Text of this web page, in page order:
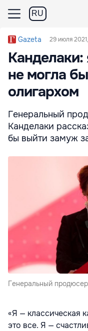
RU
Gazeta 29 июля
Канделаки:
не могла
олигархом
Генеральный
Канделаки
бы выйти замуж
Генеральный
«Я — классическая
это все. Я —